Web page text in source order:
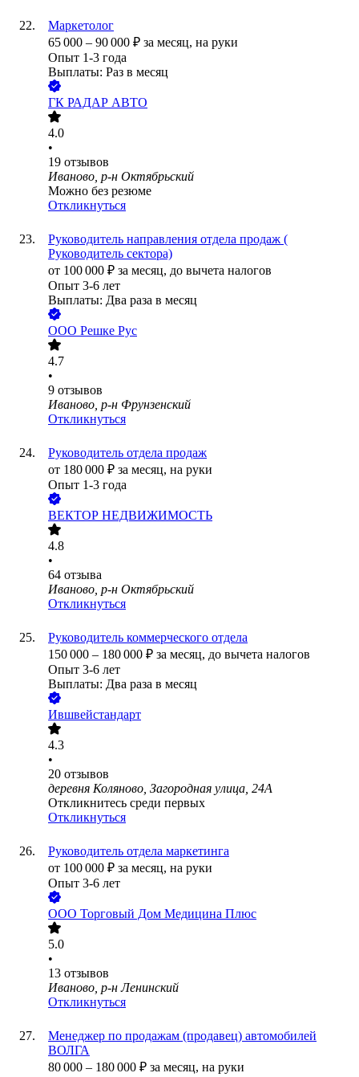
Маркетолог
65 000 – 90 000 ₽ за месяц, на руки
Опыт 1-3 года
Выплаты: Раз в месяц
ГК РАДАР АВТО
4.0
•
19 отзывов
Иваново, р-н Октябрьский
Можно без резюме
Откликнуться
Руководитель направления отдела продаж (
Руководитель сектора)
от 100 000 ₽ за месяц, до вычета налогов
Опыт 3-6 лет
Выплаты: Два раза в месяц
ООО Решке Рус
4.7
•
9 отзывов
Иваново, р-н Фрунзенский
Откликнуться
Руководитель отдела продаж
от 180 000 ₽ за месяц, на руки
Опыт 1-3 года
ВЕКТОР НЕДВИЖИМОСТЬ
4.8
•
64 отзыва
Иваново, р-н Октябрьский
Откликнуться
Руководитель коммерческого отдела
150 000 – 180 000 ₽ за месяц, до вычета налогов
Опыт 3-6 лет
Выплаты: Два раза в месяц
Ившвейстандарт
4.3
•
20 отзывов
деревня Коляново, Загородная улица, 24А
Откликнитесь среди первых
Откликнуться
Руководитель отдела маркетинга
от 100 000 ₽ за месяц, на руки
Опыт 3-6 лет
ООО Торговый Дом Медицина Плюс
5.0
•
13 отзывов
Иваново, р-н Ленинский
Откликнуться
Менеджер по продажам (продавец) автомобилей
ВОЛГА
80 000 – 180 000 ₽ за месяц, на руки